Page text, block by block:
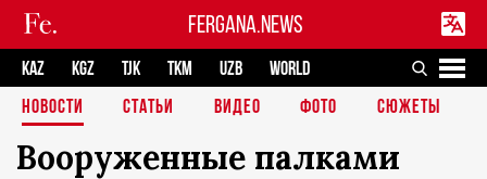
FERGANA.NEWS
KAZ KGZ TJK TKM UZB
WORLD
НОВОСТИ
СТАТЬИ ВИДЕО ФОТО СЮЖЕТЫ
Вооруженные палками